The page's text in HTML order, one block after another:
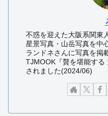
不惑を迎えた大阪系関東
星景写真・山岳写真を中
ランドネさんに写真を掲
TJMOOK『贅を堪能す
されました(2024/06)